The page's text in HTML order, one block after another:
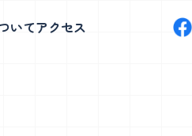
いてアクセス